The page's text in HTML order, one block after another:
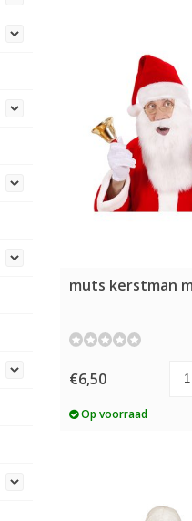
muts kerstman
€6,50
Op voorraad